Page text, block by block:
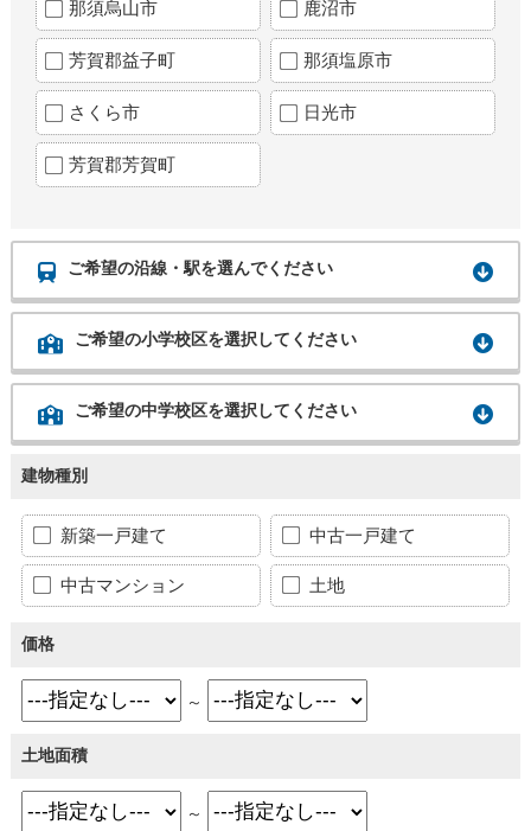
那須烏山市 鹿沼市
芳賀郡益子町 那須塩原市
さくら市 日光市
芳賀郡芳賀町
ご希望の沿線・駅を選んでください
ご希望の小学校区を選択してください
ご希望の中学校区を選択してください
建物種別
新築一戸建て 中古一戸建て
中古マンション 土地
価格
～
土地面積
～